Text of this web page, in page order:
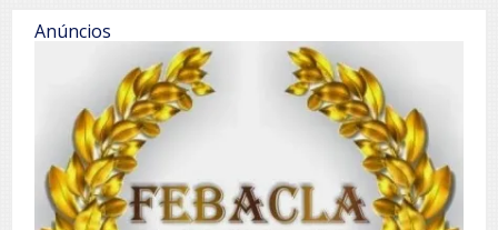
Anúncios